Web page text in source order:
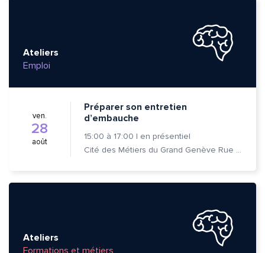
Ateliers
Emploi
ven.
28
août
Préparer son entretien
d’embauche
15:00 à 17:00 | en présentiel
Cité des Métiers du Grand Genève Rue Prévost-Martin 6 1205 Genève
Ateliers
Formations et métiers